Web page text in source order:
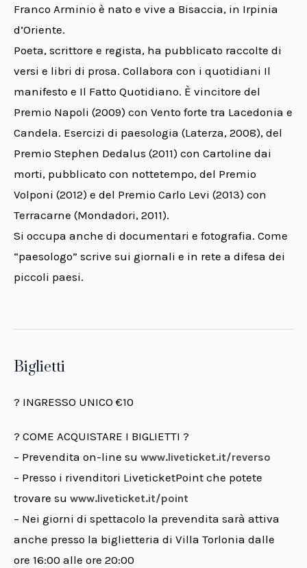
Franco Arminio è nato e vive a Bisaccia, in Irpinia
d’Oriente.
Poeta, scrittore e regista, ha pubblicato raccolte di
versi e libri di prosa. Collabora con i quotidiani Il
manifesto e Il Fatto Quotidiano. È vincitore del
Premio Napoli (2009) con Vento forte tra Lacedonia e
Candela. Esercizi di paesologia (Laterza, 2008), del
Premio Stephen Dedalus (2011) con Cartoline dai
morti, pubblicato con nottetempo, del Premio
Volponi (2012) e del Premio Carlo Levi (2013) con
Terracarne (Mondadori, 2011).
Si occupa anche di documentari e fotografia. Come
“paesologo” scrive sui giornali e in rete a difesa dei
piccoli paesi.
Biglietti
? INGRESSO UNICO €10
? COME ACQUISTARE I BIGLIETTI ?
– Prevendita on-line su www.liveticket.it/reverso
– Presso i rivenditori LiveticketPoint che potete
trovare su www.liveticket.it/point
– Nei giorni di spettacolo la prevendita sarà attiva
anche presso la biglietteria di Villa Torlonia dalle
ore 16:00 alle ore 20:00